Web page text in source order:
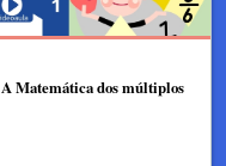
A Matemática dos múltiplos